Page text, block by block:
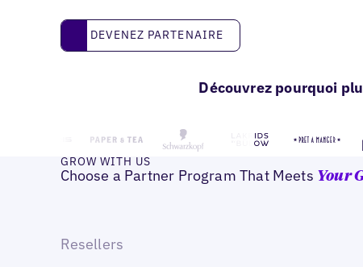
Devenez partenaire
DEVENEZ PARTENAIRE
Découvrez pourquoi
GROW WITH US
Choose a Partner Program That Meets Your
Resellers